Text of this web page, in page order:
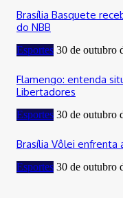
Brasília Basquete
do NBB
Esportes 30 de outubro
Flamengo: entenda
Libertadores
Esportes 30 de outubro
Brasília Vôlei enfrenta
Esportes 30 de outubro